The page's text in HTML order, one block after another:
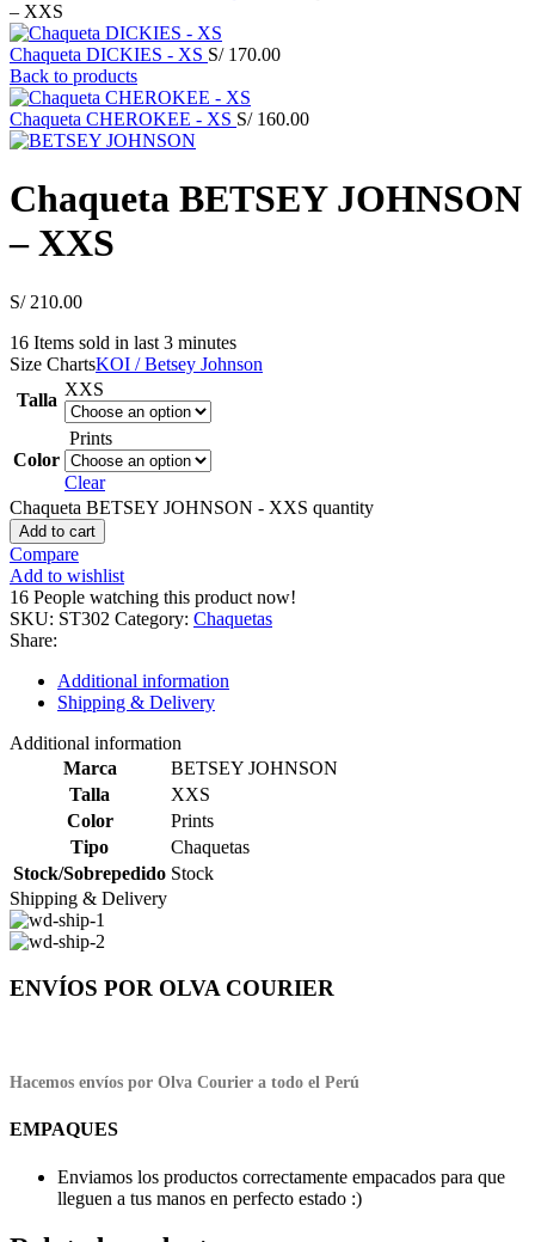
– XXS
Chaqueta DICKIES - XS S/170.00
Back to products
Chaqueta CHEROKEE - XS S/160.00
Chaqueta BETSEY JOHNSON
– XXS
S/210.00
16 Items sold in last 3 minutes
Size ChartsKOI / Betsey Johnson
Talla
XXS
Color
Prints
Clear
Chaqueta BETSEY JOHNSON - XXS quantity
Add to cart
Compare
Add to wishlist
16 People watching this product now!
SKU: ST302 Category: Chaquetas
Share:
Additional information
Shipping & Delivery
Additional information
Marca
BETSEY JOHNSON
Talla
XXS
Color
Prints
Tipo
Chaquetas
Stock/Sobrepedido Stock
Shipping & Delivery
ENVÍOS POR OLVA COURIER
Hacemos envíos por Olva Courier a todo el Perú
EMPAQUES
Enviamos los productos correctamente empacados para que
lleguen a tus manos en perfecto estado :)